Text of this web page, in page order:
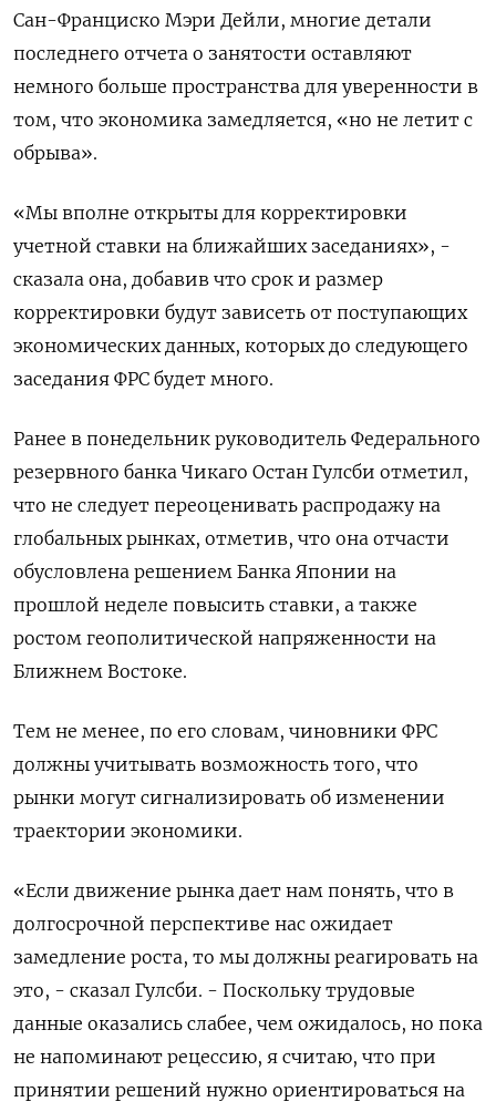
Сан-Франциско Мэри Дейли, многие детали
последнего отчета о занятости оставляют
немного больше пространства для уверенности в
том, что экономика замедляется, «но не летит с
обрыва».
«Мы вполне открыты для корректировки
учетной ставки на ближайших заседаниях», -
сказала она, добавив что срок и размер
корректировки будут зависеть от поступающих
экономических данных, которых до следующего
заседания ФРС будет много.
Ранее в понедельник руководитель Федерального
резервного банка Чикаго Остан Гулсби отметил,
что не следует переоценивать распродажу на
глобальных рынках, отметив, что она отчасти
обусловлена решением Банка Японии на
прошлой неделе повысить ставки, а также
ростом геополитической напряженности на
Ближнем Востоке.
Тем не менее, по его словам, чиновники ФРС
должны учитывать возможность того, что
рынки могут сигнализировать об изменении
траектории экономики.
«Если движение рынка дает нам понять, что в
долгосрочной перспективе нас ожидает
замедление роста, то мы должны реагировать на
это, - сказал Гулсби. - Поскольку трудовые
данные оказались слабее, чем ожидалось, но пока
не напоминают рецессию, я считаю, что при
принятии решений нужно ориентироваться на